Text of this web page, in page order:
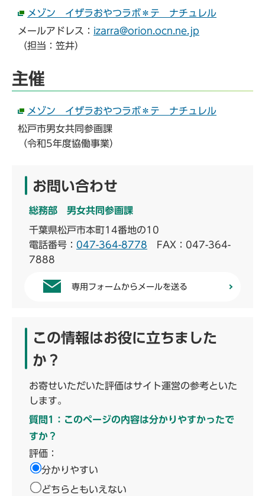
メゾン イザラおやつラボ＊テ ナチュレル
メールアドレス： izarra@orion.ocn.ne.jp
（担当：笠井）
主催
メゾン イザラおやつラボ＊テ ナチュレル
松戸市男女共同参画課
（令和5年度協働事業）
お問い合わせ
総務部 男女共同参画課
千葉県松戸市本町14番地の10
電話番号： 047-364-8778 FAX：047-364-
7888
専用フォームからメールを送る
この情報はお役に立ちました
か？
お寄せいただいた評価はサイト運営の参考といた
します。
質問1：このページの内容は分かりやすかったで
すか？
評価：
分かりやすい
どちらともいえない